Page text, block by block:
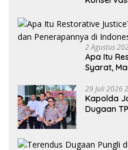
2 Agustus
Apa Itu
Syarat,
29 Juli 2026
Kapolda
Dugaan